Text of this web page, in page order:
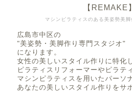
マシンピラティスのある美姿勢美
【REMAKE】
広島市中区の
"美姿勢・美脚作り専門スタジオ"
になります。
女性の美しいスタイル作りに特化
ピラティスリフォーマーやピラテ
マシンピラティスを用いたパーソ
あなたの美しいスタイル作りをサ